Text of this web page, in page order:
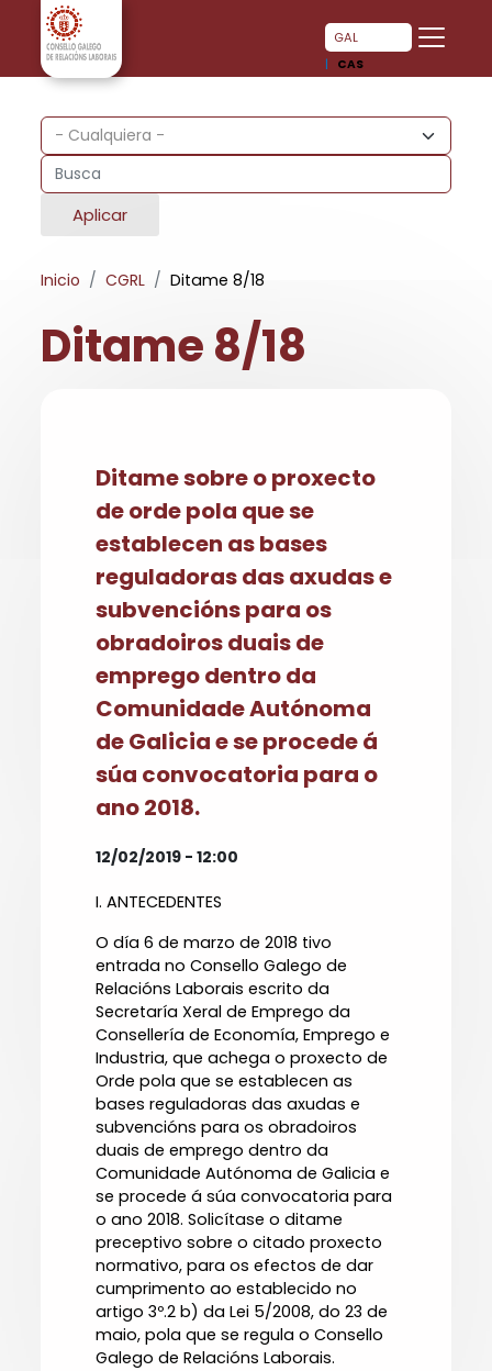
Pasar al contenido principal
GAL
CAS
Aplicar
Inicio CGRL Ditame 8/18
Ditame 8/18
Ditame sobre o proxecto
de orde pola que se
establecen as bases
reguladoras das axudas e
subvencións para os
obradoiros duais de
emprego dentro da
Comunidade Autónoma
de Galicia e se procede á
súa convocatoria para o
ano 2018.
12/02/2019 - 12:00
I. ANTECEDENTES
O día 6 de marzo de 2018 tivo
entrada no Consello Galego de
Relacións Laborais escrito da
Secretaría Xeral de Emprego da
Consellería de Economía, Emprego e
Industria, que achega o proxecto de
Orde pola que se establecen as
bases reguladoras das axudas e
subvencións para os obradoiros
duais de emprego dentro da
Comunidade Autónoma de Galicia e
se procede á súa convocatoria para
o ano 2018. Solicítase o ditame
preceptivo sobre o citado proxecto
normativo, para os efectos de dar
cumprimento ao establecido no
artigo 3º.2 b) da Lei 5/2008, do 23 de
maio, pola que se regula o Consello
Galego de Relacións Laborais.